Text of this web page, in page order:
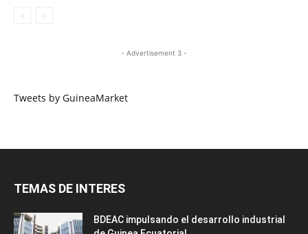
- Advertisement 3 -
Tweets by GuineaMarket
TEMAS DE INTERES
BDEAC impulsando el desarrollo industrial